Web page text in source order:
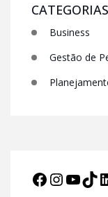
CATEGORIAS
Business
Gestão de